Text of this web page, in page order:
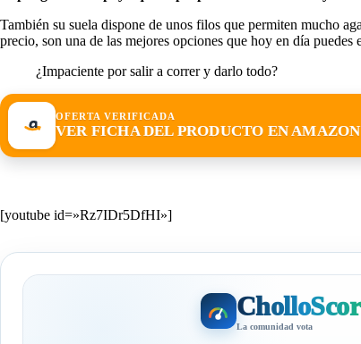
También su suela dispone de unos filos que permiten mucho
precio, son una de las mejores opciones que hoy en día puedes
¿Impaciente por salir a correr y darlo todo?
OFERTA VERIFICADA
VER FICHA DEL PRODUCTO EN AMAZON
[youtube id=»Rz7IDr5DfHI»]
La comunidad vota